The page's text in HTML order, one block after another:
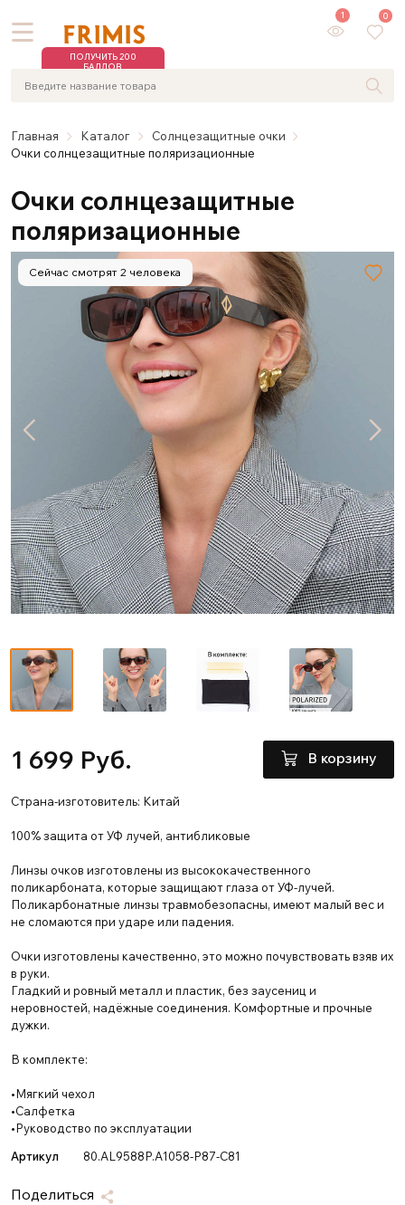
ПОЛУЧИТЬ 200
БАЛЛОВ
1 0
Главная Каталог
Солнцезащитные очки
Очки солнцезащитные поляризационные
Очки солнцезащитные
поляризационные
Сейчас смотрят 2 человека
1 699 Руб. В корзину
Страна-изготовитель: Китай
100% защита от УФ лучей, антибликовые
Линзы очков изготовлены из высококачественного
поликарбоната, которые защищают глаза от УФ-лучей.
Поликарбонатные линзы травмобезопасны, имеют малый вес и
не сломаются при ударе или падения.
Очки изготовлены качественно, это можно почувствовать взяв их
в руки.
Гладкий и ровный металл и пластик, без заусениц и
неровностей, надёжные соединения. Комфортные и прочные
дужки.
В комплекте:
•Мягкий чехол
•Салфетка
•Руководство по эксплуатации
Артикул
80.AL9588P.A1058-P87-C81
Поделиться